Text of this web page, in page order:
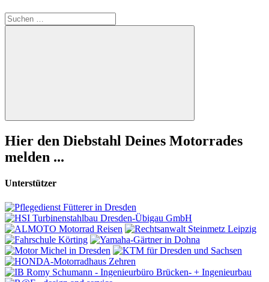
Suchen
nach:
Suchen
Hier den Diebstahl Deines Motorrades
melden ...
Unterstützer